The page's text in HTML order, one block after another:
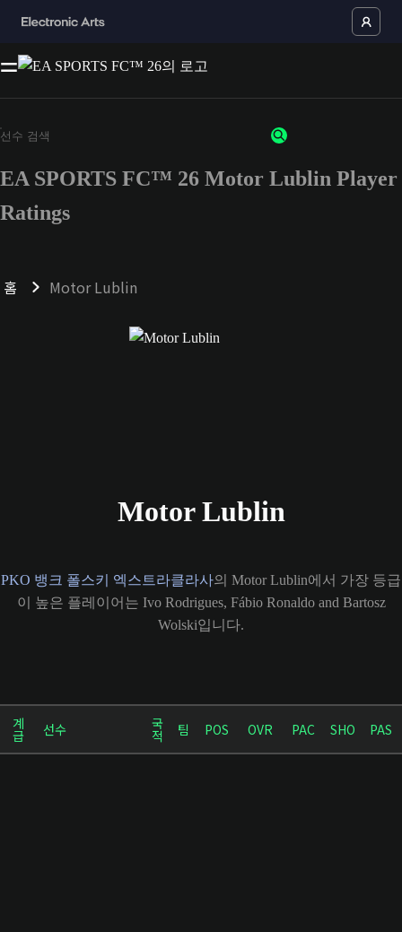
EA SPORTS FC™ 26 Motor Lublin Player
Ratings
홈 Motor Lublin
Motor Lublin
PKO 뱅크 폴스키 엑스트라클라사의 Motor Lublin에서 가장 등급
이 높은 플레이어는 Ivo Rodrigues, Fábio Ronaldo and Bartosz
Wolski입니다.
계
급 선수 국
적 팀 POS OVR PAC SHO PAS